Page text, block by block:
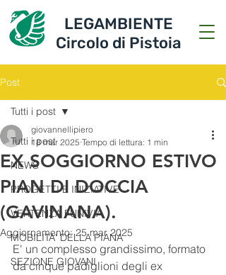
LEGAMBIENTE
Circolo di Pistoia
Post
Tutti i post
NEWS
PROGETTI E INIZIATIVE
VERTENZA FUNIVIA
MOBILITA' DELLA PIANA
SEZIONE GIOVANI
Tutti i post
EX SOGGIORNO ESTIVO
PIAN DI DOCCIA
(GAVINANA).
giovannellipiero
18 mar 2025 Tempo di lettura: 1 min
Aggiornamento:25 mar 2025
E' un complesso grandissimo, formato
da cinque padiglioni degli ex